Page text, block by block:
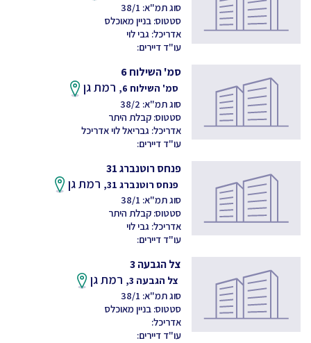
סוג תמ"א: 38/1
סטטוס: בניין מאוכלס
אדריכל: גבי לוי
עו"ד דיירים:
סמ' השילוח 6
סמ' השילוח 6, רמת גן
סוג תמ"א: 38/2
סטטוס: קבלת היתר
אדריכל: גבריאל לוי אדריכל
עו"ד דיירים:
פנחס רוטנברג 31
פנחס רוטנברג 31, רמת גן
סוג תמ"א: 38/1
סטטוס: קבלת היתר
אדריכל: גבי לוי
עו"ד דיירים:
צל הגבעה 3
צל הגבעה 3, רמת גן
סוג תמ"א: 38/1
סטטוס: בניין מאוכלס
אדריכל:
עו"ד דיירים: